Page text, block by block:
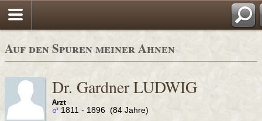
Auf den Spuren meiner Ahnen
Dr. Gardner LUDWIG
Arzt
1811 - 1896 (84 Jahre)